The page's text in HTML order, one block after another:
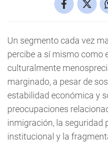
Un segmento cada vez
percibe a sí mismo como
culturalmente
marginado, a pesar de
estabilidad económica y
preocupaciones
inmigración, la seguridad
institucional y la